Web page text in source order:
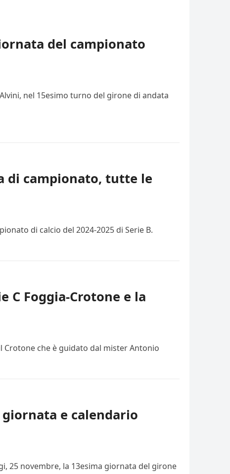
del campionato
nel 15esimo turno del girone di andata
di campionato, tutte le
di calcio del 2024-2025 di Serie B.
C Foggia-Crotone e la
Crotone che è guidato dal mister Antonio
e calendario
25 novembre, la 13esima giornata del girone